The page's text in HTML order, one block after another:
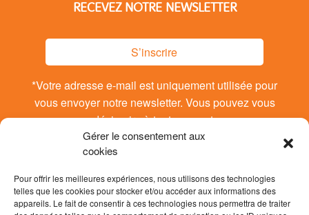
Gérer le consentement aux
cookies
Pour offrir les meilleures expériences, nous utilisons des technologies
telles que les cookies pour stocker et/ou accéder aux informations des
appareils. Le fait de consentir à ces technologies nous permettra de traiter
RECEVEZ NOTRE NEWSLETTER
S’inscrire
*Votre adresse e-mail est uniquement utilisée pour
vous envoyer notre newsletter. Vous pouvez vous
désinsrire à tout moment.